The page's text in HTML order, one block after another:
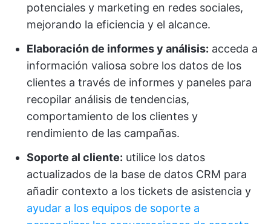
potenciales y marketing en redes sociales,
mejorando la eficiencia y el alcance.
Elaboración de informes y análisis: acceda a
información valiosa sobre los datos de los
clientes a través de informes y paneles para
recopilar análisis de tendencias,
comportamiento de los clientes y
rendimiento de las campañas.
Soporte al cliente: utilice los datos
actualizados de la base de datos CRM para
añadir contexto a los tickets de asistencia y
ayudar a los equipos de soporte a